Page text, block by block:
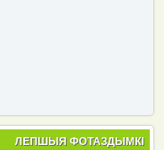
ЛЕПШЫЯ ФОТАЗДЫМКІ